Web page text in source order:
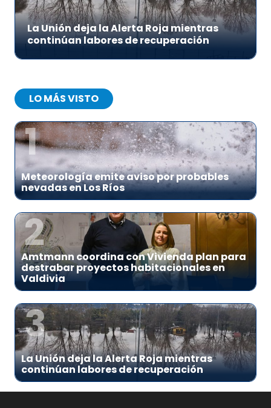
La Unión deja la Alerta Roja mientras
continúan labores de recuperación
LO MÁS VISTO
1
Meteorología emite aviso por probables
nevadas en Los Ríos
2
Amtmann coordina con Vivienda plan para
destrabar proyectos habitacionales en
Valdivia
3
La Unión deja la Alerta Roja mientras
continúan labores de recuperación